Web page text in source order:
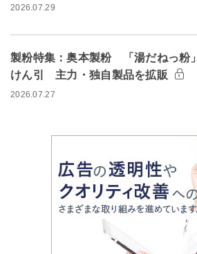
2026.07.29
製粉特集：奥本製粉 「湯だねっ粉」
けん引 主力・独自製品を拡販
2026.07.27